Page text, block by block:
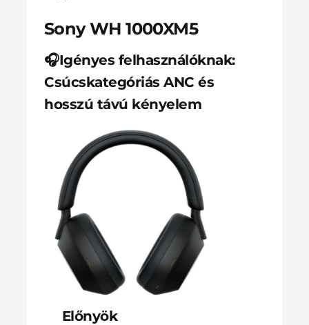
Sony WH 1000XM5
🎧Igényes felhasználóknak:
Csúcskategóriás ANC és
hosszú távú kényelem
Előnyök